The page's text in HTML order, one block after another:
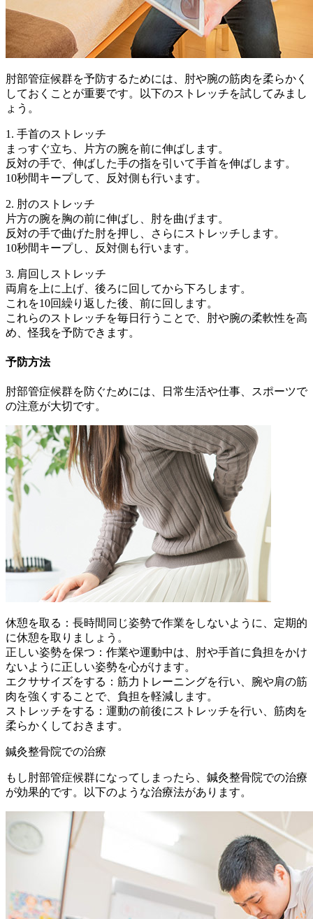
肘部管症候群を予防するためには、肘や腕の筋肉を柔らかく
しておくことが重要です。以下のストレッチを試してみまし
ょう。
1. 手首のストレッチ
まっすぐ立ち、片方の腕を前に伸ばします。
反対の手で、伸ばした手の指を引いて手首を伸ばします。
10秒間キープして、反対側も行います。
2. 肘のストレッチ
片方の腕を胸の前に伸ばし、肘を曲げます。
反対の手で曲げた肘を押し、さらにストレッチします。
10秒間キープし、反対側も行います。
3. 肩回しストレッチ
両肩を上に上げ、後ろに回してから下ろします。
これを10回繰り返した後、前に回します。
これらのストレッチを毎日行うことで、肘や腕の柔軟性を高
め、怪我を予防できます。
予防方法
肘部管症候群を防ぐためには、日常生活や仕事、スポーツで
の注意が大切です。
休憩を取る：長時間同じ姿勢で作業をしないように、定期的
に休憩を取りましょう。
正しい姿勢を保つ：作業や運動中は、肘や手首に負担をかけ
ないように正しい姿勢を心がけます。
エクササイズをする：筋力トレーニングを行い、腕や肩の筋
肉を強くすることで、負担を軽減します。
ストレッチをする：運動の前後にストレッチを行い、筋肉を
柔らかくしておきます。
鍼灸整骨院での治療
もし肘部管症候群になってしまったら、鍼灸整骨院での治療
が効果的です。以下のような治療法があります。